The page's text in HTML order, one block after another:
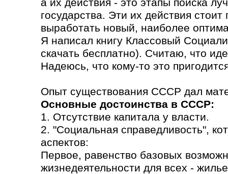
государства. Эти их действия
выработать новый, наиболее
Я написал книгу Классовый
скачать бесплатно). Считаю, что
Надеюсь, что кому-то это
Опыт существования СССР дал
Основные достоинства в СССР:
1. Отсутствие капитала у власти.
2. "Социальная справедливость",
аспектов:
Первое, равенство базовых
жизнедеятельности для всех -